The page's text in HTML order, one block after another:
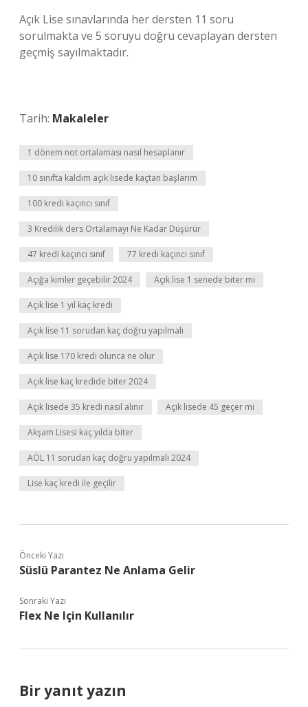
Açık Lise sınavlarında her dersten 11 soru
sorulmakta ve 5 soruyu doğru cevaplayan dersten
geçmiş sayılmaktadır.
Tarih: Makaleler
1 dönem not ortalaması nasıl hesaplanır
10 sınıfta kaldım açık lisede kaçtan başlarım
100 kredi kaçıncı sınıf
3 Kredilik ders Ortalamayı Ne Kadar Düşürür
47 kredi kaçıncı sınıf 77 kredi kaçıncı sınıf
Açığa kimler geçebilir 2024 Açık lise 1 senede biter mi
Açık lise 1 yıl kaç kredi
Açık lise 11 sorudan kaç doğru yapılmalı
Açık lise 170 kredi olunca ne olur
Açık lise kaç kredide biter 2024
Açık lisede 35 kredi nasıl alınır Açık lisede 45 geçer mi
Akşam Lisesi kaç yılda biter
AÖL 11 sorudan kaç doğru yapılmalı 2024
Lise kaç kredi ile geçilir
Önceki Yazı
Süslü Parantez Ne Anlama Gelir
Sonraki Yazı
Flex Ne Için Kullanılır
Bir yanıt yazın